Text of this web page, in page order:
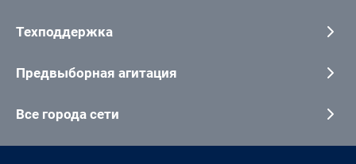
Техподдержка
Предвыборная агитация
Все города сети